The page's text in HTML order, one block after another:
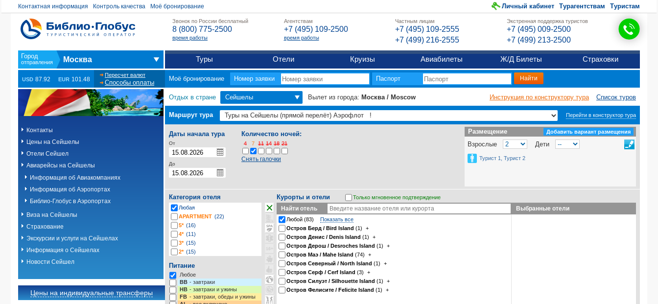
Контактная информация Контроль качества Моё бронирование Личный кабинет Турагентствам Туристам
Звонок по России бесплатный
8 (800) 775-2500
время работы
Агентствам
+7 (495) 109-2500
время работы
Частным лицам
+7 (495) 109-2555
+7 (499) 216-2555
Экстренная поддержка туристов
+7 (495) 009-2500
+7 (499) 213-2500
Москва Туры Отели Круизы Авиабилеты Ж/Д Билеты Страховки
USD 87.92 EUR 101.48
Пересчет валют
Способы оплаты
Моё бронирование Номер заявки Паспорт
Контакты
Цены на Сейшелы
Отели Сейшел
Авиарейсы на Сейшелы
Информация об Авиакомпаниях
Информация об Аэропортах
Библио-Глобус в Аэропортах
Виза на Сейшелы
Страхование
Экскурсии и услуги на Сейшелах
Информация о Сейшелах
Новости Сейшел
Цены на индивидуальные трансферы
Отдых в стране Сейшелы Вылет из города: Москва / Moscow Инструкция по конструктору тура Список туров
Маршрут тура Перейти в конструктор тура
Даты начала тура
От
До
Размещение
Размещение Добавить вариант размещения
Взрослые Дети
Турист 1, Турист 2
Количество ночей:
4 7 11 14 18 21
Снять галочки
Категория отеля
Любая
APARTMENT (22)
5* (16)
4* (11)
3* (15)
2* (15)
Питание
Любое
BB - завтраки
HB - завтраки и ужины
FB - завтраки, обеды и ужины
Только мгновенное подтверждение
Выбранные отели
Курорты и отели
Найти отель
Любой (83)
Показать все
Остров Берд / Bird Island (1)
+
Остров Денис / Denis Island (1)
+
Остров Дерош / Desroches Island (1)
+
Остров Маэ / Mahe Island (74)
+
Остров Северный / North Island (1)
+
Остров Серф / Cerf Island (3)
+
Остров Силуэт / Silhouette Island (1)
+
Остров Фелисите / Felicite Island (1) +